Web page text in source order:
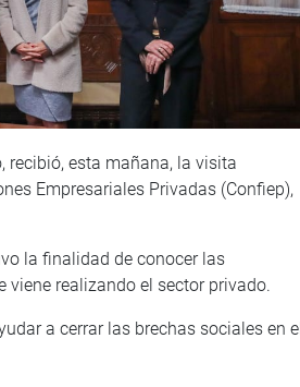
recibió, esta mañana, la visita
Empresariales Privadas (Confiep),
la finalidad de conocer las
viene realizando el sector privado.
a cerrar las brechas sociales en el